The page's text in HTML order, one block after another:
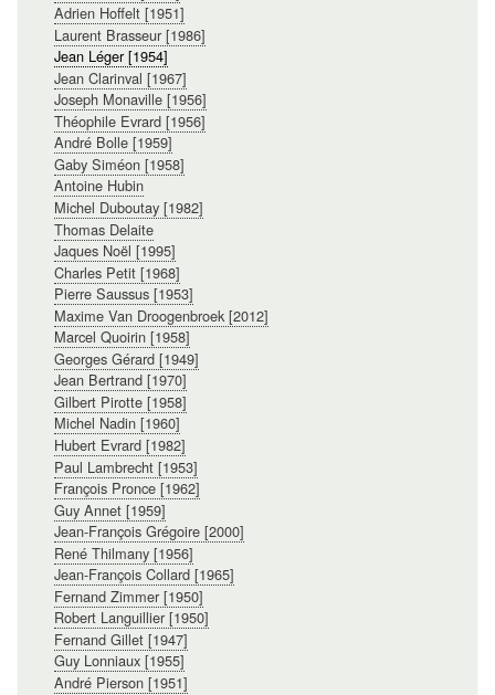
Adrien Hoffelt [1951]
Laurent Brasseur [1986]
Jean Léger [1954]
Jean Clarinval [1967]
Joseph Monaville [1956]
Théophile Evrard [1956]
André Bolle [1959]
Gaby Siméon [1958]
Antoine Hubin
Michel Duboutay [1982]
Thomas Delaite
Jaques Noël [1995]
Charles Petit [1968]
Pierre Saussus [1953]
Maxime Van Droogenbroek [2012]
Marcel Quoirin [1958]
Georges Gérard [1949]
Jean Bertrand [1970]
Gilbert Pirotte [1958]
Michel Nadin [1960]
Hubert Evrard [1982]
Paul Lambrecht [1953]
François Pronce [1962]
Guy Annet [1959]
Jean-François Grégoire [2000]
René Thilmany [1956]
Jean-François Collard [1965]
Fernand Zimmer [1950]
Robert Languillier [1950]
Fernand Gillet [1947]
Guy Lonniaux [1955]
André Pierson [1951]